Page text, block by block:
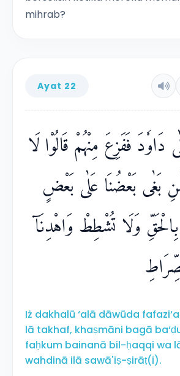
mihrab?
Ayat 22
دَاوٗدَ فَفَزِعَ مِنْهُمْ قَالُوْا لَا
بَعْضُنَا عَلٰى بَعْضٍ
بِالْحَقِّ وَلَا تُشْطِطْ وَاهْدِنَآ
Iż dakhalū ‘alā dāwūda
lā takhaf, khaṣmāni bagā
faḥkum bainanā bil-ḥaqqi wa
wahdinā ilā sawā'iṣ-ṣirāṭ(i).